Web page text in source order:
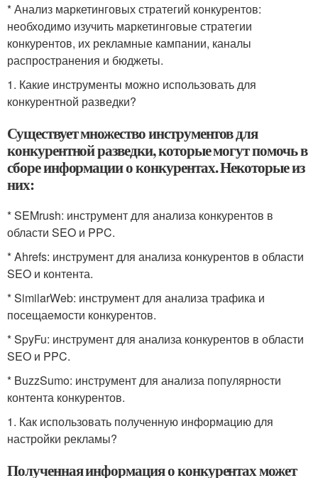
* Анализ маркетинговых стратегий конкурентов:
необходимо изучить маркетинговые стратегии
конкурентов, их рекламные кампании, каналы
распространения и бюджеты.
1. Какие инструменты можно использовать для
конкурентной разведки?
Существует множество инструментов для
конкурентной разведки, которые могут помочь в
сборе информации о конкурентах. Некоторые из
них:
* SEMrush: инструмент для анализа конкурентов в
области SEO и PPC.
* Ahrefs: инструмент для анализа конкурентов в области
SEO и контента.
* SimilarWeb: инструмент для анализа трафика и
посещаемости конкурентов.
* SpyFu: инструмент для анализа конкурентов в области
SEO и PPC.
* BuzzSumo: инструмент для анализа популярности
контента конкурентов.
1. Как использовать полученную информацию для
настройки рекламы?
Полученная информация о конкурентах может